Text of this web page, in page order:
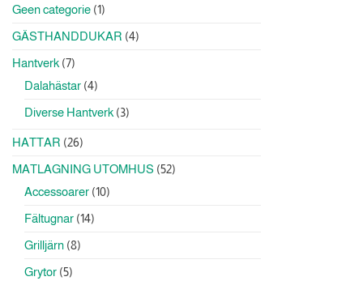
Geen categorie 11
GÄSTHANDDUKAR 44
Hantverk 77
produkter
Dalahästar 44
Diverse Hantverk 33
HATTAR 2626
MATLAGNING UTOMHUS 5252
Accessoarer 1010
Fältugnar 1414
Grilljärn 88
Grytor 55